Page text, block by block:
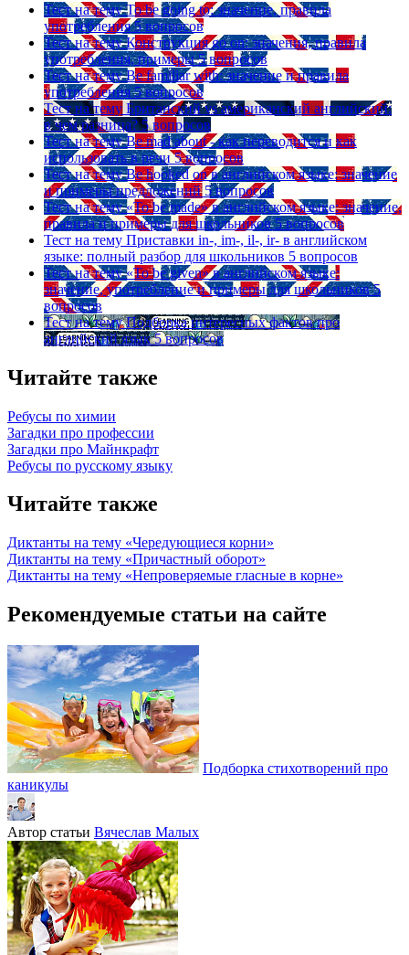
Тест на тему To be going to: значение, правила
употребления 5 вопросов
Тест на тему Конструкция go on: значения, правила
употребления, примеры 5 вопросов
Тест на тему Be familiar with: значение и правила
употребления 5 вопросов
Тест на тему Британский vs американский английский:
в чем разница? 5 вопросов
Тест на тему Be mad about - как переводится и как
использовать в речи 5 вопросов
Тест на тему Be hooked on в английском языке: значение
и примеры предложений 5 вопросов
Тест на тему «To be made» в английском языке: значение,
правила и примеры для школьников 5 вопросов
Тест на тему Приставки in-, im-, il-, ir- в английском
языке: полный разбор для школьников 5 вопросов
Тест на тему «To be given» в английском языке:
значение, употребление и примеры для школьников 5
вопросов
Тест на тему Подборка интересных фактов про
английский язык 5 вопросов
Читайте также
Ребусы по химии
Загадки про профессии
Загадки про Майнкрафт
Ребусы по русскому языку
Читайте также
Диктанты на тему «Чередующиеся корни»
Диктанты на тему «Причастный оборот»
Диктанты на тему «Непроверяемые гласные в корне»
Рекомендуемые статьи на сайте
Подборка стихотворений про
каникулы
Автор статьи Вячеслав Малых